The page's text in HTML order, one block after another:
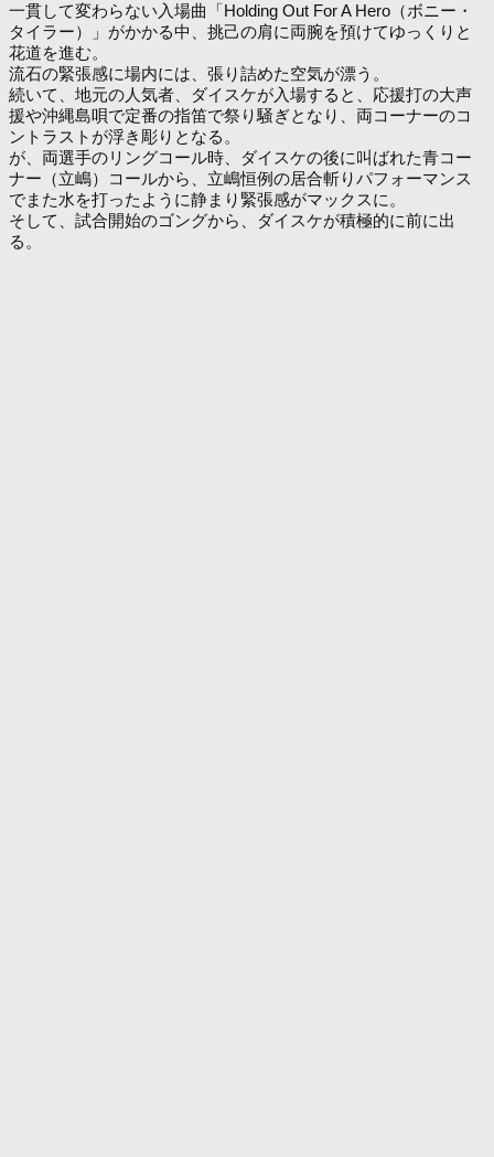
一貫して変わらない入場曲「Holding Out For A Hero（ボニー・
タイラー）」がかかる中、挑己の肩に両腕を預けてゆっくりと
花道を進む。
流石の緊張感に場内には、張り詰めた空気が漂う。
続いて、地元の人気者、ダイスケが入場すると、応援打の大声
援や沖縄島唄で定番の指笛で祭り騒ぎとなり、両コーナーのコ
ントラストが浮き彫りとなる。
が、両選手のリングコール時、ダイスケの後に叫ばれた青コー
ナー（立嶋）コールから、立嶋恒例の居合斬りパフォーマンス
でまた水を打ったように静まり緊張感がマックスに。
そして、試合開始のゴングから、ダイスケが積極的に前に出
る。